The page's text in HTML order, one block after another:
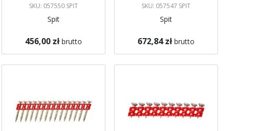
SKU: 057550 SPIT
Spit
456,00 zł brutto
SKU: 057547 SPIT
Spit
672,84 zł brutto